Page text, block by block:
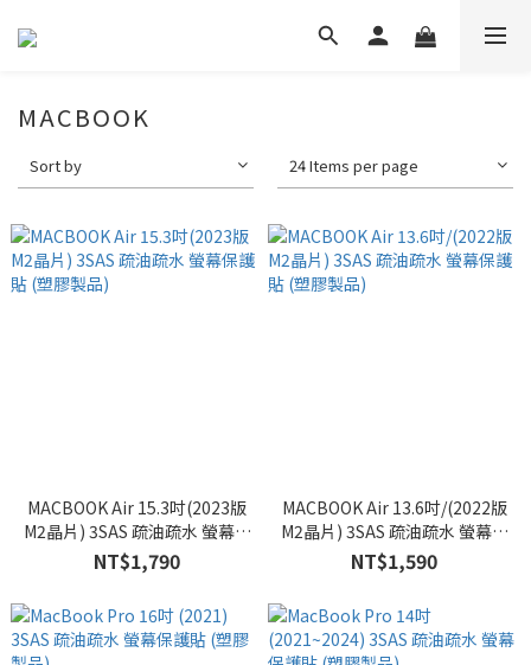
MACBOOK
Sort by 24 Items per page
MACBOOK Air 15.3吋(2023版
M2晶片) 3SAS 疏油疏水 螢幕保
護貼 (塑膠製品)
NT$1,790
MACBOOK Air 13.6吋/(2022版
M2晶片) 3SAS 疏油疏水 螢幕保
護貼 (塑膠製品)
NT$1,590